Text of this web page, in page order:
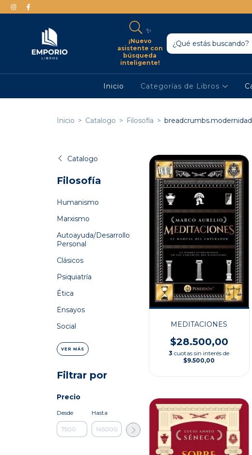
✨
¡Nuevo
asistente con
búsqueda
inteligente!
Inicio Categorías de Libros
Inicio > Catalogo > Filosofía > breadcrumbs.modernidad
Catalogo
Filosofía
Humanismo
Marxismo
Autoayuda/Desarrollo
Personal
Clásicos
Psiquiatría
Ética
Ensayos
Social
VER MÁS
Filtrar por
Precio
Desde Hasta
MEDITACIONES
$28.500,00
3 cuotas sin interés de
$9.500,00